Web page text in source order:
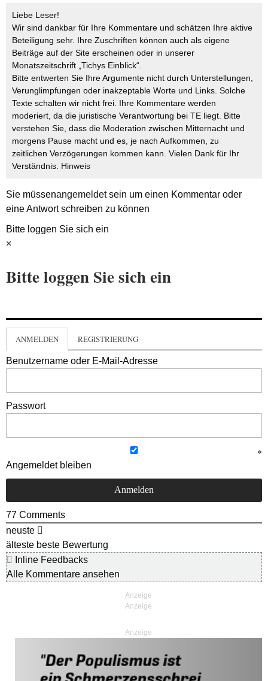
Liebe Leser!
Wir sind dankbar für Ihre Kommentare und schätzen Ihre aktive
Beteiligung sehr. Ihre Zuschriften können auch als eigene
Beiträge auf der Site erscheinen oder in unserer
Monatszeitschrift „Tichys Einblick“.
Bitte entwerten Sie Ihre Argumente nicht durch Unterstellungen,
Verunglimpfungen oder inakzeptable Worte und Links. Solche
Texte schalten wir nicht frei. Ihre Kommentare werden
moderiert, da die juristische Verantwortung bei TE liegt. Bitte
verstehen Sie, dass die Moderation zwischen Mitternacht und
morgens Pause macht und es, je nach Aufkommen, zu
zeitlichen Verzögerungen kommen kann. Vielen Dank für Ihr
Verständnis. Hinweis
Sie müssenangemeldetsein um einen Kommentar oder
eine Antwort schreiben zu können
Bitte loggen Sie sich ein
×
Bitte loggen Sie sich ein
ANMELDEN REGISTRIERUNG
Benutzername oder E-Mail-Adresse
Passwort
Angemeldet bleiben
77 Comments
neuste
älteste beste Bewertung
Inline Feedbacks
Alle Kommentare ansehen
Anzeige